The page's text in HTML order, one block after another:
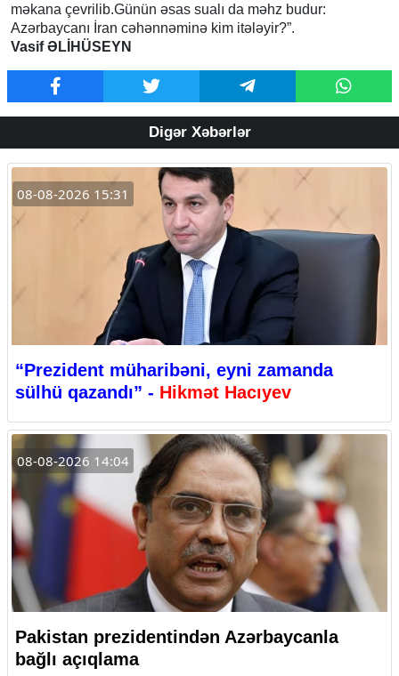
məkana çevrilib.Günün əsas sualı da məhz budur:
Azərbaycanı İran cəhənnəminə kim itələyir?”.
Vasif ƏLİHÜSEYN
Digər Xəbərlər
08-08-2026 15:31
“Prezident müharibəni, eyni zamanda
sülhü qazandı” - Hikmət Hacıyev
08-08-2026 14:04
Pakistan prezidentindən Azərbaycanla
bağlı açıqlama